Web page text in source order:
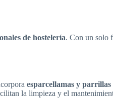
de hostelería. Con un solo
esparcellamas y parrillas
la limpieza y el